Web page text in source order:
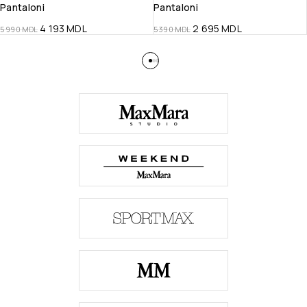
Pantaloni
5 990MDL 4 193MDL
Pantaloni
5 390MDL 2 695MDL